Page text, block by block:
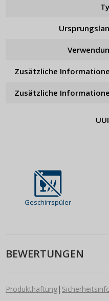
Zusätzliche
Zusätzliche
Geschirrspüler
BEWERTUNGEN
Produkthaftung|